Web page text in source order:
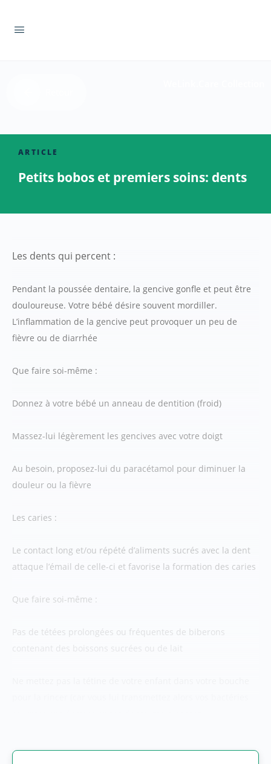
ARTICLE
Petits bobos et premiers soins: dents
Les dents qui percent :
Pendant la poussée dentaire, la gencive gonfle et peut être
douloureuse. Votre bébé désire souvent mordiller.
L’inflammation de la gencive peut provoquer un peu de
fièvre ou de diarrhée
Que faire soi-même :
Donnez à votre bébé un anneau de dentition (froid)
Massez-lui légèrement les gencives avec votre doigt
Au besoin, proposez-lui du paracétamol pour diminuer la
douleur ou la fièvre
Les caries :
Le contact long et/ou répété d’aliments sucrés avec la dent
attaque l’émail de celle-ci et favorise la formation des caries
Que faire soi-même :
Pas de tétées prolongées ou fréquentes de biberons
contenant des boissons sucrées ou de lait